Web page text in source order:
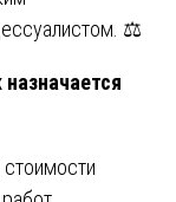
⚖️